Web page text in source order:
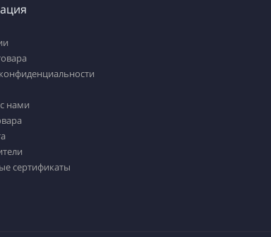
нами
сертификаты